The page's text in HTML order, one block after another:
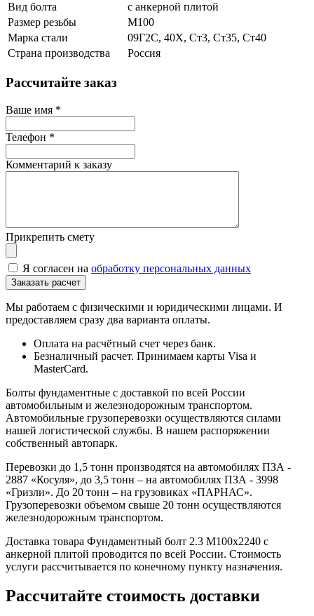
Вид болта
с анкерной плитой
Размер резьбы
М100
Марка стали
09Г2С, 40Х, Ст3, Ст35, Ст40
Страна производства
Россия
Рассчитайте заказ
Ваше имя *
Телефон *
Комментарий к заказу
Прикрепить смету
Я согласен на обработку персональных данных
Мы работаем с физическими и юридическими лицами. И
предоставляем сразу два варианта оплаты.
Оплата на расчётный счет через банк.
Безналичный расчет. Принимаем карты Visa и
MasterCard.
Болты фундаментные с доставкой по всей России
автомобильным и железнодорожным транспортом.
Автомобильные грузоперевозки осуществляются силами
нашей логистической службы. В нашем распоряжении
собственный автопарк.
Перевозки до 1,5 тонн производятся на автомобилях ПЗА -
2887 «Косуля», до 3,5 тонн – на автомобилях ПЗА - 3998
«Гризли». До 20 тонн – на грузовиках «ПАРНАС».
Грузоперевозки объемом свыше 20 тонн осуществляются
железнодорожным транспортом.
Доставка товара Фундаментный болт 2.3 М100х2240 с
анкерной плитой проводится по всей России. Стоимость
услуги рассчитывается по конечному пункту назначения.
Рассчитайте стоимость доставки